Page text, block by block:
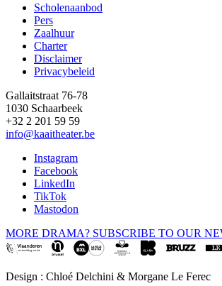
Footer
Scholenaanbod
Pers
Zaalhuur
Charter
Disclaimer
Privacybeleid
Gallaitstraat 76-78
1030 Schaarbeek
+32 2 201 59 59
info@kaaitheater.be
Instagram
Facebook
LinkedIn
TikTok
Mastodon
MORE DRAMA? SUBSCRIBE TO OUR
Design : Chloé Delchini & Morgane Le Ferec